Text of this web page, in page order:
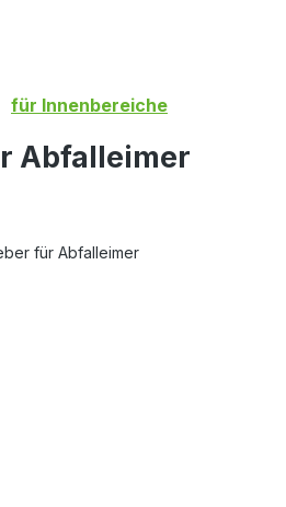
0 Positionen. Der
für Innenbereiche
Abfalleimer